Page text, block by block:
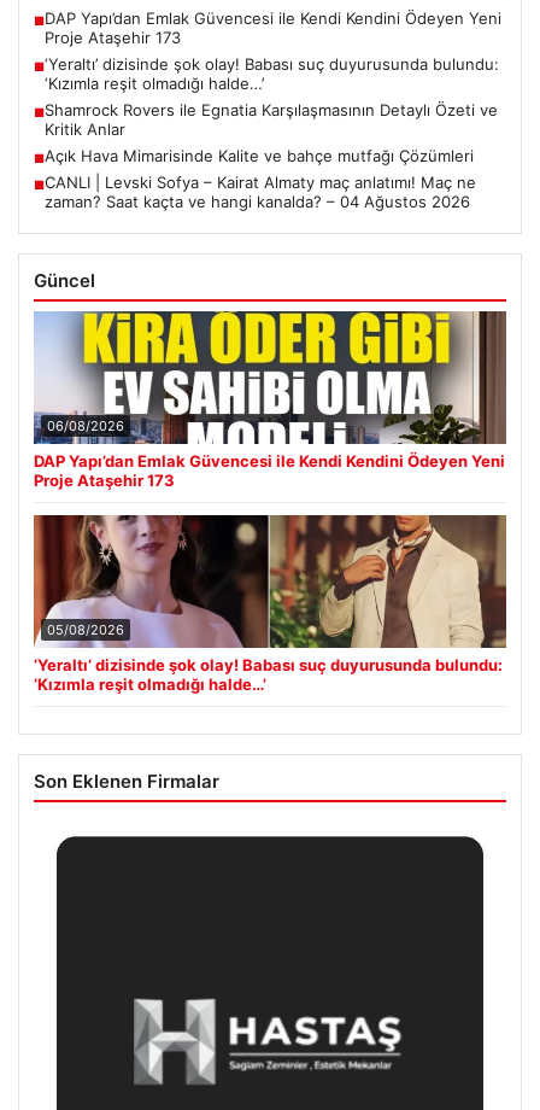
■DAP Yapı’dan Emlak Güvencesi ile Kendi Kendini Ödeyen Yeni
Proje Ataşehir 173
■‘Yeraltı’ dizisinde şok olay! Babası suç duyurusunda bulundu:
‘Kızımla reşit olmadığı halde…’
■Shamrock Rovers ile Egnatia Karşılaşmasının Detaylı Özeti ve
Kritik Anlar
■Açık Hava Mimarisinde Kalite ve bahçe mutfağı Çözümleri
■CANLI | Levski Sofya – Kairat Almaty maç anlatımı! Maç ne
zaman? Saat kaçta ve hangi kanalda? – 04 Ağustos 2026
Güncel
06/08/2026
DAP Yapı’dan Emlak Güvencesi ile Kendi Kendini Ödeyen Yeni
Proje Ataşehir 173
05/08/2026
‘Yeraltı’ dizisinde şok olay! Babası suç duyurusunda bulundu:
‘Kızımla reşit olmadığı halde…’
Son Eklenen Firmalar